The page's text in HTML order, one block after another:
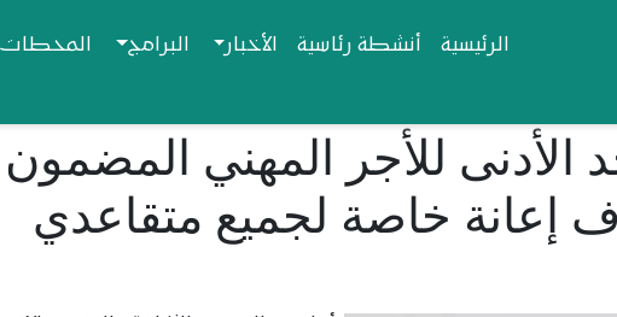
Navigation principale
الرئيسية أنشطة رئاسية الأخبار البرامج المحطات
الأدنى للأجر المهني المضمون
وصرف إعانة خاصة لجميع متقاعدي